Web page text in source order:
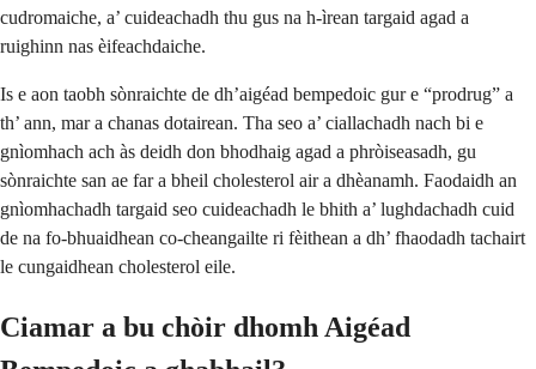
cudromaiche, a’ cuideachadh thu gus na h-ìrean targaid agad a
ruighinn nas èifeachdaiche.
Is e aon taobh sònraichte de dh’aigéad bempedoic gur e “prodrug” a
th’ ann, mar a chanas dotairean. Tha seo a’ ciallachadh nach bi e
gnìomhach ach às deidh don bhodhaig agad a phròiseasadh, gu
sònraichte san ae far a bheil cholesterol air a dhèanamh. Faodaidh an
gnìomhachadh targaid seo cuideachadh le bhith a’ lughdachadh cuid
de na fo-bhuaidhean co-cheangailte ri fèithean a dh’ fhaodadh tachairt
le cungaidhean cholesterol eile.
Ciamar a bu chòir dhomh Aigéad